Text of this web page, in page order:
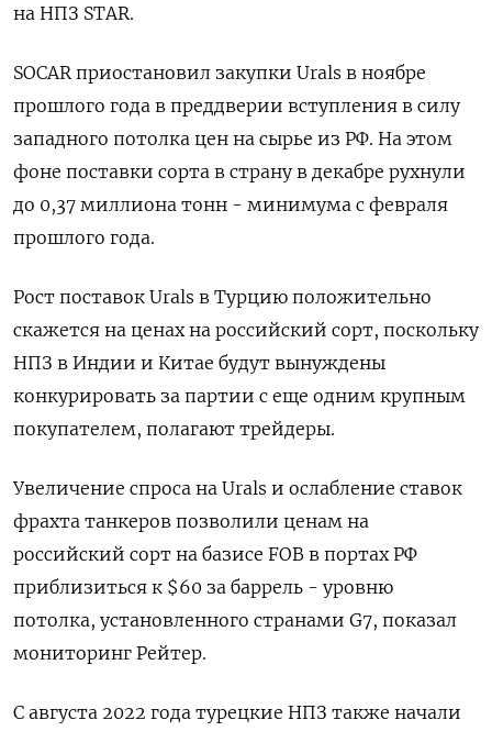
на НПЗ STAR.
SOCAR приостановил закупки Urals в ноябре
прошлого года в преддверии вступления в силу
западного потолка цен на сырье из РФ. На этом
фоне поставки сорта в страну в декабре рухнули
до 0,37 миллиона тонн - минимума с февраля
прошлого года.
Рост поставок Urals в Турцию положительно
скажется на ценах на российский сорт, поскольку
НПЗ в Индии и Китае будут вынуждены
конкурировать за партии с еще одним крупным
покупателем, полагают трейдеры.
Увеличение спроса на Urals и ослабление ставок
фрахта танкеров позволили ценам на
российский сорт на базисе FOB в портах РФ
приблизиться к $60 за баррель - уровню
потолка, установленного странами G7, показал
мониторинг Рейтер.
C августа 2022 года турецкие НПЗ также начали